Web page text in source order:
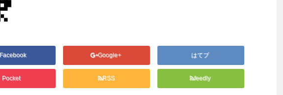
Facebook Google+ はてブ
Pocket RSS feedly